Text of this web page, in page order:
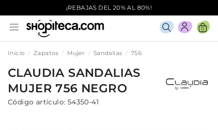
¡REBAJAS DEL 20% AL 80%!
0
Inicio Zapatos Mujer Sandalias 756
CLAUDIA SANDALIAS
MUJER756 NEGRO
Código artículo: 54350-41